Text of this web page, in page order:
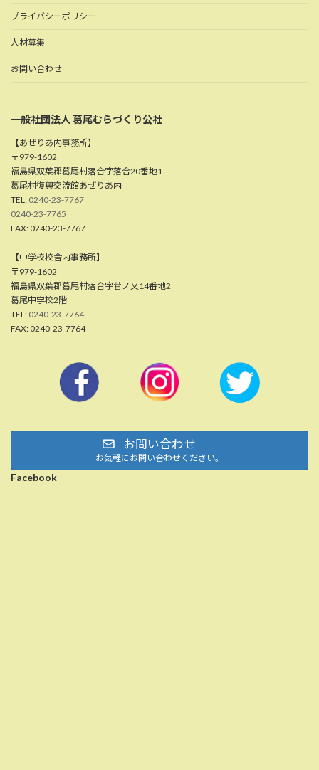
プライバシーポリシー
人材募集
お問い合わせ
一般社団法人 葛尾むらづくり公社
【あぜりあ内事務所】
〒979-1602
福島県双葉郡葛尾村落合字落合20番地1
葛尾村復興交流館あぜりあ内
TEL: 0240-23-7767
0240-23-7765
FAX: 0240-23-7767
【中学校校舎内事務所】
〒979-1602
福島県双葉郡葛尾村落合字菅ノ又14番地2
葛尾中学校2階
TEL: 0240-23-7764
FAX: 0240-23-7764
お問い合わせ
お気軽にお問い合わせください。
Facebook